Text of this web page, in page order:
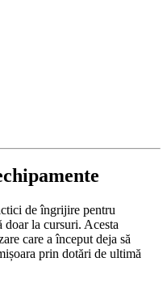
de îngrijire pentru
doar la cursuri. Acesta
care a început deja să
prin dotări de ultimă